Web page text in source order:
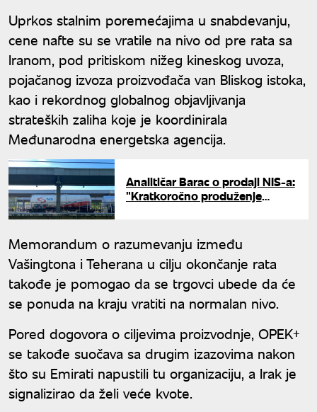
Uprkos stalnim poremećajima u snabdevanju,
cene nafte su se vratile na nivo od pre rata sa
Iranom, pod pritiskom nižeg kineskog uvoza,
pojačanog izvoza proizvođača van Bliskog istoka,
kao i rekordnog globalnog objavljivanja
strateških zaliha koje je koordinirala
Međunarodna energetska agencija.
Analitičar Barac o prodaji NIS-a:
"Kratkoročno produženje
Memorandum o razumevanju između
Vašingtona i Teherana u cilju okončanje rata
takođe je pomogao da se trgovci ubede da će
se ponuda na kraju vratiti na normalan nivo.
Pored dogovora o ciljevima proizvodnje, OPEK+
se takođe suočava sa drugim izazovima nakon
što su Emirati napustili tu organizaciju, a Irak je
signalizirao da želi veće kvote.